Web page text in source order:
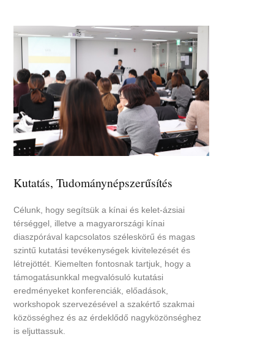
Kutatás, Tudománynépszerűsítés
Célunk, hogy segítsük a kínai és kelet-ázsiai
térséggel, illetve a magyarországi kínai
diaszpórával kapcsolatos széleskörű és magas
szintű kutatási tevékenységek kivitelezését és
létrejöttét. Kiemelten fontosnak tartjuk, hogy a
támogatásunkkal megvalósuló kutatási
eredményeket konferenciák, előadások,
workshopok szervezésével a szakértő szakmai
közösséghez és az érdeklődő nagyközönséghez
is eljuttassuk.